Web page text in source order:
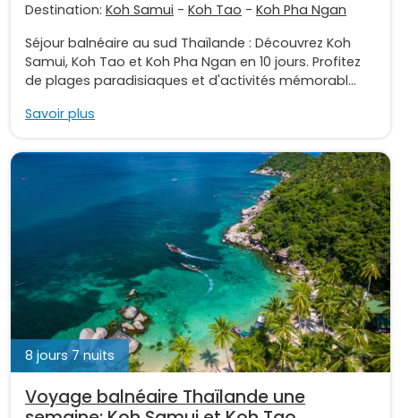
Destination: Koh Samui - Koh Tao - Koh Pha Ngan
Séjour balnéaire au sud Thaïlande : Découvrez Koh
Samui, Koh Tao et Koh Pha Ngan en 10 jours. Profitez
de plages paradisiaques et d'activités mémorabl...
Savoir plus
8 jours 7 nuits
Voyage balnéaire Thaïlande une